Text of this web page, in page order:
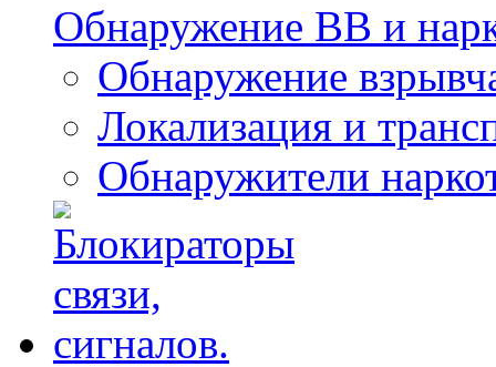
Обнаружение ВВ и
Обнаружение
Локализация и
Обнаружители